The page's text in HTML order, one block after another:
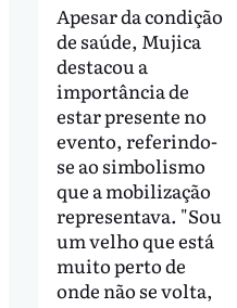
Apesar da condição
de saúde, Mujica
destacou a
importância de
estar presente no
evento, referindo-
se ao simbolismo
que a mobilização
representava. "Sou
um velho que está
muito perto de
onde não se volta,